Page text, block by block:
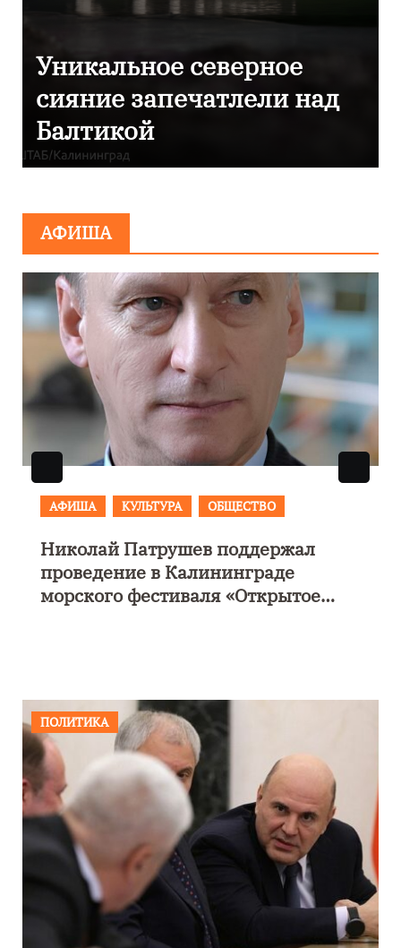
Фотокадры, как
Калининград завалило
после снежного бурана
АФИША
АФИША КУЛЬТУРА ОБЩЕСТВО
Николай Патрушев поддержал
проведение в Калининграде
морского фестиваля «Открытое
ПОЛИТИКА